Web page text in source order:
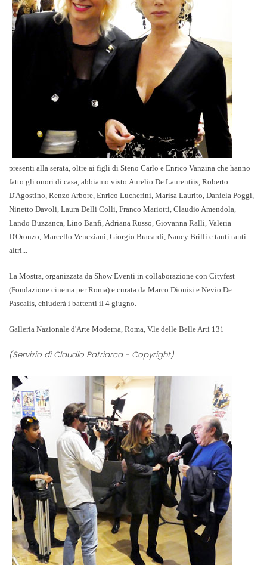
presenti alla serata, oltre ai figli di Steno Carlo e Enrico Vanzina che hanno
fatto gli onori di casa, abbiamo visto Aurelio De Laurentiis, Roberto
D'Agostino, Renzo Arbore, Enrico Lucherini, Marisa Laurito, Daniela Poggi,
Ninetto Davoli, Laura Delli Colli, Franco Mariotti, Claudio Amendola,
Lando Buzzanca, Lino Banfi, Adriana Russo, Giovanna Ralli Valeria
D'Oronzo, Marcello Veneziani, Giorgio Bracardi, Nancy Brilli e tanti tanti
altri...
La Mostra, organizzata da Show Eventi in collaborazione con Cityfest
(Fondazione cinema per Roma) e curata da Marco Dionisi e Nevio De
Pascalis , chiuderà i battenti il 4 giugno.
Galleria Nazionale d'Arte Moderna, Roma, V.le delle Belle Arti 131
(Servizio di Claudio Patriarca - Copyright)